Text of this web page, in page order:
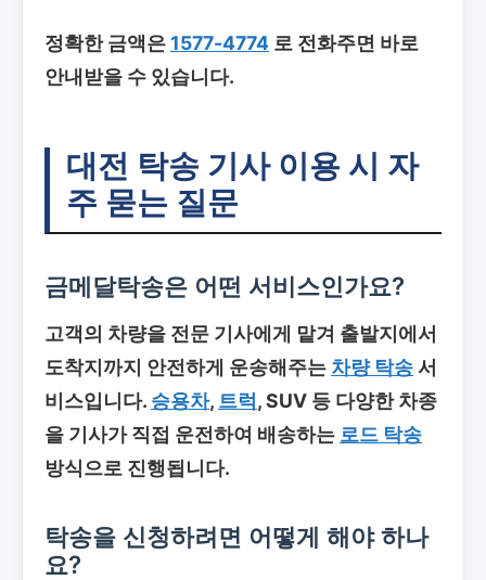
정확한 금액은1577-4774 로 전화주면 바로
안내받을 수 있습니다.
대전 탁송 기사이용 시 자
주 묻는 질문
금메달탁송은 어떤 서비스인가요?
고객의 차량을 전문 기사에게 맡겨 출발지에서
도착지까지 안전하게 운송해주는 차량 탁송서
비스입니다. 승용차, 트럭, SUV 등 다양한 차종
을 기사가 직접 운전하여 배송하는 로드 탁송
방식으로 진행됩니다.
탁송을 신청하려면 어떻게 해야 하나
요?